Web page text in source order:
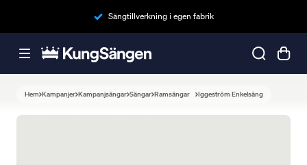
Sängtillverkning i egen fabrik
Hem Kampanjer Kampanjsängar Sängar Ramsängar Iggeström Enkelsäng